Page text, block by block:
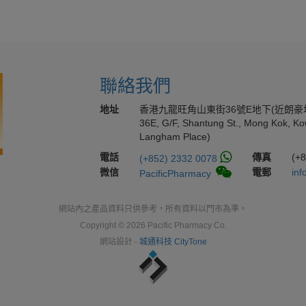
聯絡我們
地址
香港九龍旺角山東街36號E地下(近朗豪
36E, G/F, Shantung St., Mong Kok,
Langham Place)
電話
(+852) 2332 0078 傳真
微信
PacificPharmacy 電郵
網站內之產品資料只供參考，所有資料以門市為準。
Copyright © 2026 Pacific Pharmacy Co.
網站設計 - 城通科技 CityTone